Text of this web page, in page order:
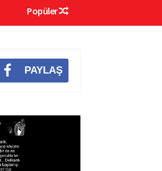
Popüler
PAYLAŞ